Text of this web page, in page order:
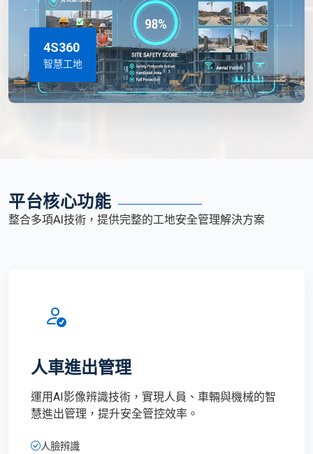
4S360
智慧工地
平台核心功能
整合多項AI技術，提供完整的工地安全管理解決方案
人車進出管理
運用AI影像辨識技術，實現人員、車輛與機械的智
慧進出管理，提升安全管控效率。
人臉辨識